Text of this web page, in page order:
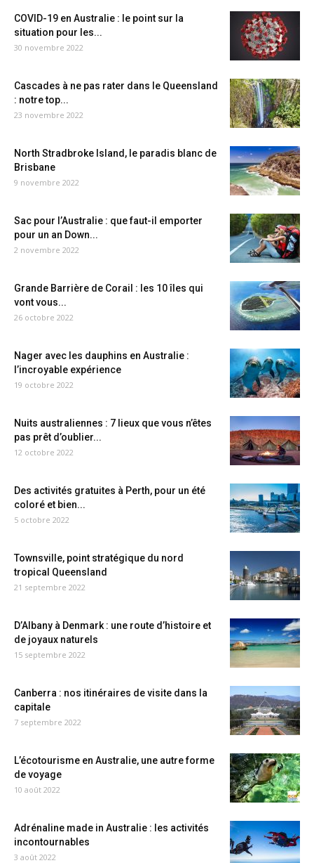
COVID-19 en Australie : le point sur la
situation pour les...
30 novembre 2022
Cascades à ne pas rater dans le Queensland
: notre top...
23 novembre 2022
North Stradbroke Island, le paradis blanc de
Brisbane
9 novembre 2022
Sac pour l’Australie : que faut-il emporter
pour un an Down...
2 novembre 2022
Grande Barrière de Corail : les 10 îles qui
vont vous...
26 octobre 2022
Nager avec les dauphins en Australie :
l’incroyable expérience
19 octobre 2022
Nuits australiennes : 7 lieux que vous n’êtes
pas prêt d’oublier...
12 octobre 2022
Des activités gratuites à Perth, pour un été
coloré et bien...
5 octobre 2022
Townsville, point stratégique du nord
tropical Queensland
21 septembre 2022
D’Albany à Denmark : une route d’histoire et
de joyaux naturels
15 septembre 2022
Canberra : nos itinéraires de visite dans la
capitale
7 septembre 2022
L’écotourisme en Australie, une autre forme
de voyage
10 août 2022
Adrénaline made in Australie : les activités
incontournables
3 août 2022